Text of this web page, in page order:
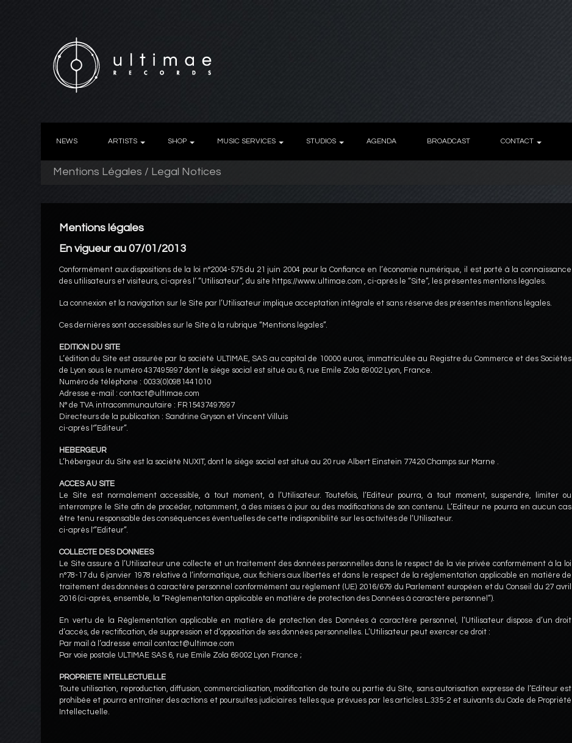
NEWS ARTISTS SHOP MUSIC SERVICES STUDIOS AGENDA BROADCAST CONTACT
Mentions Légales / Legal Notices
Mentions légales
En vigueur au 07/01/2013
Conformément aux dispositions de la loi n°2004-575 du 21 juin 2004 pour la Confiance en l’économie numérique, il est porté à la connaissance
des utilisateurs et visiteurs, ci-après l’ “Utilisateur”, du site https://www.ultimae.com , ci-après le “Site”, les présentes mentions légales.
La connexion et la navigation sur le Site par l’Utilisateur implique acceptation intégrale et sans réserve des présentes mentions légales.
Ces dernières sont accessibles sur le Site à la rubrique “Mentions légales”.
EDITION DU SITE
L’édition du Site est assurée par la société ULTIMAE, SAS au capital de 10000 euros, immatriculée au Registre du Commerce et des Sociétés
de Lyon sous le numéro 437495997 dont le siège social est situé au 6, rue Emile Zola 69002 Lyon, France.
Numéro de téléphone : 0033(0)0981441010
Adresse e-mail : contact@ultimae.com
N° de TVA intracommunautaire : FR15437497997
Directeurs de la publication : Sandrine Gryson et Vincent Villuis
ci-après l'”Editeur”.
HEBERGEUR
L’hébergeur du Site est la société NUXIT, dont le siège social est situé au 20 rue Albert Einstein 77420 Champs sur Marne .
ACCES AU SITE
Le Site est normalement accessible, à tout moment, à l’Utilisateur. Toutefois, l’Editeur pourra, à tout moment, suspendre, limiter ou
interrompre le Site afin de procéder, notamment, à des mises à jour ou des modifications de son contenu. L’Editeur ne pourra en aucun cas
être tenu responsable des conséquences éventuelles de cette indisponibilité sur les activités de l’Utilisateur.
ci-après l'”Editeur”.
COLLECTE DES DONNEES
Le Site assure à l’Utilisateur une collecte et un traitement des données personnelles dans le respect de la vie privée conformément à la loi
n°78-17 du 6 janvier 1978 relative à l’informatique, aux fichiers aux libertés et dans le respect de la règlementation applicable en matière de
traitement des données à caractère personnel conformément au règlement (UE) 2016/679 du Parlement européen et du Conseil du 27 avril
2016 (ci-après, ensemble, la “Règlementation applicable en matière de protection des Données à caractère personnel”).
En vertu de la Règlementation applicable en matière de protection des Données à caractère personnel, l’Utilisateur dispose d’un droit
d’accès, de rectification, de suppression et d’opposition de ses données personnelles. L’Utilisateur peut exercer ce droit :
Par mail à l’adresse email contact@ultimae.com
Par voie postale ULTIMAE SAS 6, rue Emile Zola 69002 Lyon France ;
PROPRIETE INTELLECTUELLE
Toute utilisation, reproduction, diffusion, commercialisation, modification de toute ou partie du Site, sans autorisation expresse de l’Editeur est
prohibée et pourra entraîner des actions et poursuites judiciaires telles que prévues par les articles L.335-2 et suivants du Code de Propriété
Intellectuelle.